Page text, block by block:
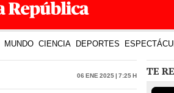
MUNDO CIENCIA DEPORTES
06 Ene 2025 | 7:25 h TE